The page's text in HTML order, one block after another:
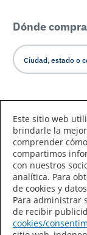
Dónde
Declaración
Términos de
Este sitio web
brindarle la
comprender
compartimos
con nuestros
analítica. Para
de cookies y
Para administrar
de recibir
cookies/